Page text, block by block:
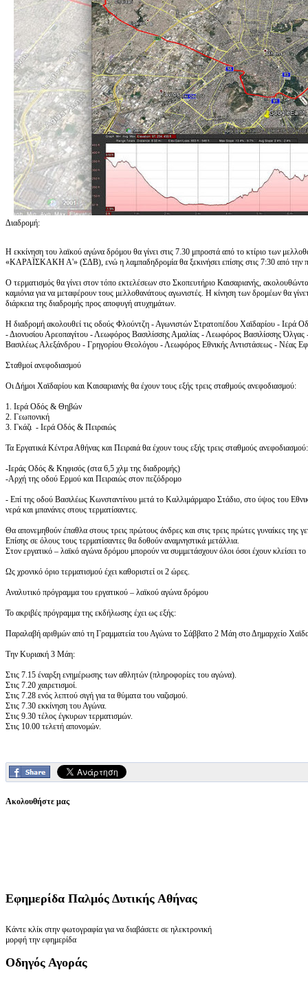
Διαδρομή:
Η εκκίνηση του λαϊκού αγώνα δρόμου θα γίνει στις 7.30 μπροστά από το κτίριο των
«ΚΑΡΑΪΣΚΑΚΗ Α'» (ΣΔΒ), ενώ η λαμπαδηδρομία θα ξεκινήσει επίσης στις 7:30 από την
Ο τερματισμός θα γίνει στον τόπο εκτελέσεων στο Σκοπευτήριο Καισαριανής,
καμιόνια για να μεταφέρουν τους μελλοθανάτους αγωνιστές. Η κίνηση των δρομέων θα
διάρκεια της διαδρομής προς αποφυγή ατυχημάτων.
Η διαδρομή ακολουθεί τις οδούς Φλούντζη - Αγωνιστών Στρατοπέδου Χαϊδαρίου -
- Διονυσίου Αρεοπαγίτου - Λεωφόρος Βασιλίσσης Αμαλίας - Λεωφόρος Βασιλίσσης
Βασιλέως Αλεξάνδρου - Γρηγορίου Θεολόγου - Λεωφόρος Εθνικής Αντιστάσεως - Νέας
Σταθμοί ανεφοδιασμού
Οι Δήμοι Χαϊδαρίου και Καισαριανής θα έχουν τους εξής τρεις σταθμούς ανεφοδιασμού:
1. Ιερά Οδός & Θηβών
2. Γεωπονική
3. Γκάζι - Ιερά Οδός & Πειραιώς
Τα Εργατικά Κέντρα Αθήνας και Πειραιά θα έχουν τους εξής τρεις σταθμούς ανεφοδιασμού:
-Ιεράς Οδός & Κηφισός (στα 6,5 χλμ της διαδρομής)
-Αρχή της οδού Ερμού και Πειραιώς στον πεζόδρομο
- Επί της οδού Βασιλέως Κωνσταντίνου μετά το Καλλιμάρμαρο Στάδιο, στο ύψος του
νερά και μπανάνες στους τερματίσαντες.
Θα απονεμηθούν έπαθλα στους τρεις πρώτους άνδρες και στις τρεις πρώτες γυναίκες της
Επίσης σε όλους τους τερματίσαντες θα δοθούν αναμνηστικά μετάλλια.
Στον εργατικό – λαϊκό αγώνα δρόμου μπορούν να συμμετάσχουν όλοι όσοι έχουν κλείσει το
Ως χρονικό όριο τερματισμού έχει καθοριστεί οι 2 ώρες.
Αναλυτικό πρόγραμμα του εργατικού – λαϊκού αγώνα δρόμου
Το ακριβές πρόγραμμα της εκδήλωσης έχει ως εξής:
Παραλαβή αριθμών από τη Γραμματεία του Αγώνα το Σάββατο 2 Μάη στο Δημαρχείο
Την Κυριακή 3 Μάη:
Στις 7.15 έναρξη ενημέρωσης των αθλητών (πληροφορίες του αγώνα).
Στις 7.20 χαιρετισμοί.
Στις 7.28 ενός λεπτού σιγή για τα θύματα του ναζισμού.
Στις 7.30 εκκίνηση του Αγώνα.
Στις 9.30 τέλος έγκυρων τερματισμών.
Στις 10.00 τελετή απονομών.
Ακολουθήστε μας
Εφημερίδα Παλμός Δυτικής Αθήνας
Κάντε κλίκ στην φωτογραφία για να διαβάσετε σε ηλεκτρονική
μορφή την εφημερίδα
Οδηγός Αγοράς